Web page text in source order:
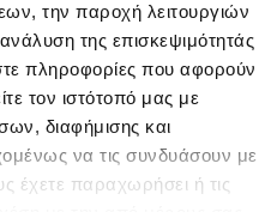
την παροχή λειτουργιών
της επισκεψιμότητάς
πληροφορίες που αφορούν
τον ιστότοπό μας με
διαφήμισης και
να τις συνδυάσουν με
έχετε παραχωρήσει ή τις
Feel Technology™
άνεση όλη την ημέρα